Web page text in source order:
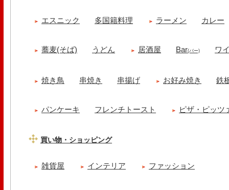
エスニック 多国籍料理 ラーメン カレー
蕎麦(そば) うどん 居酒屋 Bar(バー) ワ
焼き鳥 串焼き 串揚げ お好み焼き 鉄
パンケーキ フレンチトースト ピザ・ピッツ
買い物・ショッピング
雑貨屋 インテリア ファッション